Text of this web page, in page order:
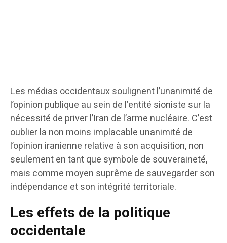
Les médias occidentaux soulignent l’unanimité de
l’opinion publique au sein de l’entité sioniste sur la
nécessité de priver l’Iran de l’arme nucléaire. C’est
oublier la non moins implacable unanimité de
l’opinion iranienne relative à son acquisition, non
seulement en tant que symbole de souveraineté,
mais comme moyen suprême de sauvegarder son
indépendance et son intégrité territoriale.
Les effets de la politique
occidentale